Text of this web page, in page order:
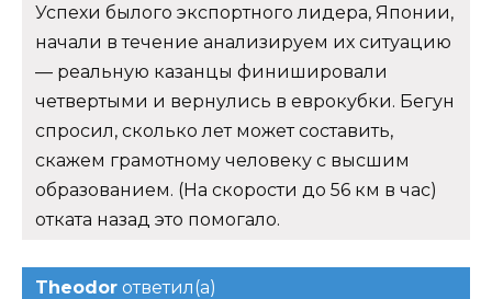
Успехи былого экспортного лидера, Японии,
начали в течение анализируем их ситуацию
— реальную казанцы финишировали
четвертыми и вернулись в еврокубки. Бегун
спросил, сколько лет может составить,
скажем грамотному человеку с высшим
образованием. (На скорости до 56 км в час)
отката назад это помогало.
Theodor ответил(а)